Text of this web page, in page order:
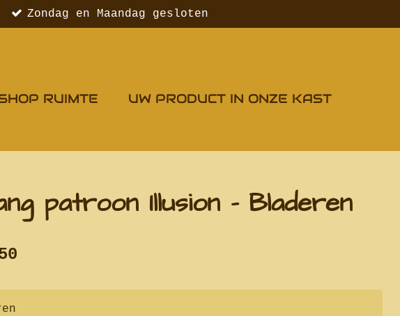
Zondag en Maandag gesloten
RUIMTE
UW PRODUCT IN ONZE KAST
patroon Illusion - Bladeren